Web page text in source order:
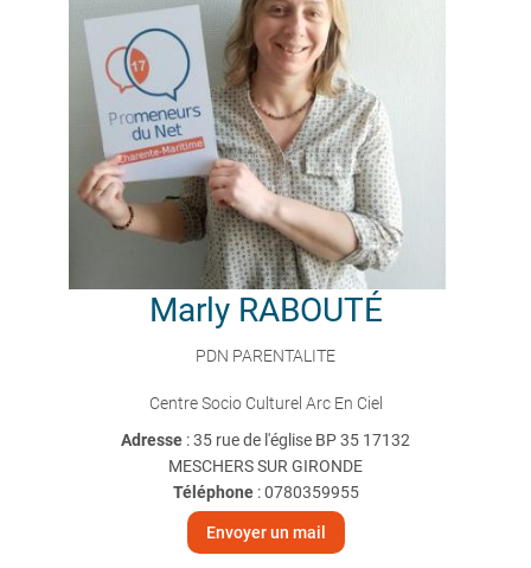
Marly RABOUTÉ
PDN PARENTALITE
Centre Socio Culturel Arc En Ciel
Adresse : 35 rue de l'église BP 35 17132
MESCHERS SUR GIRONDE
Téléphone:0780359955
Envoyer un mail